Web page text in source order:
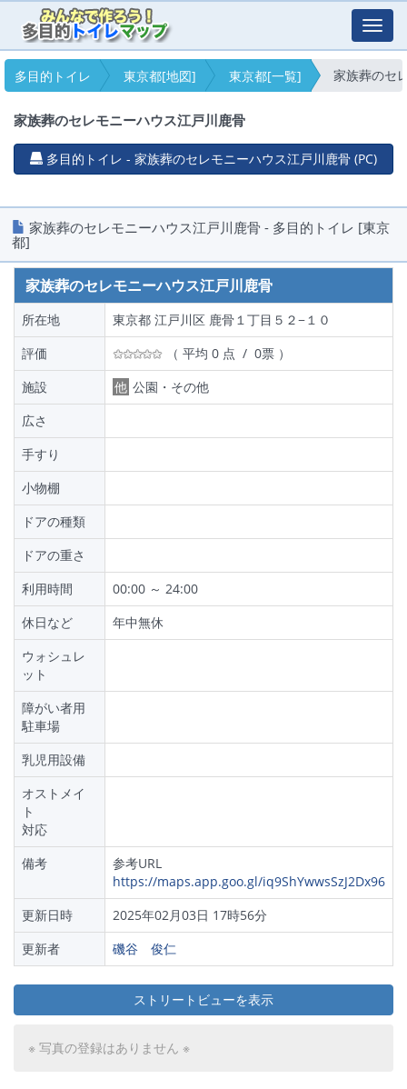
多目的トイレ
東京都[地図] 東京都[一覧] 家族葬のセ
家族葬のセレモニーハウス江戸川鹿骨
多目的トイレ - 家族葬のセレモニーハウス江戸川鹿骨 (PC)
家族葬のセレモニーハウス江戸川鹿骨 - 多目的トイレ [東京
都]
家族葬のセレモニーハウス江戸川鹿骨
所在地
東京都 江戸川区 鹿骨１丁目５２−１０
評価
（ 平均 0 点 / 0票 ）
施設
他 公園・その他
広さ
手すり
小物棚
ドアの種類
ドアの重さ
利用時間
00:00 ～ 24:00
休日など
年中無休
ウォシュレ
ット
障がい者用
駐車場
乳児用設備
オストメイ
ト
対応
備考
参考URL
https://maps.app.goo.gl/iq9ShYwwsSzJ2Dx96
更新日時
2025年02月03日 17時56分
更新者
磯谷 俊仁
ストリートビューを表示
※ 写真の登録はありません ※